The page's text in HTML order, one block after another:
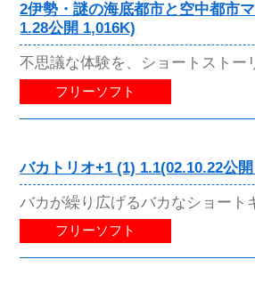
2伊勢・謎の海底都市と空中都市
1.28公開 1,016K)
不思議な体験を、ショートストー
フリーソフト
バカトリオ+1 (1) 1.1(02.10.22公
バカが繰り広げるバカなショート
フリーソフト